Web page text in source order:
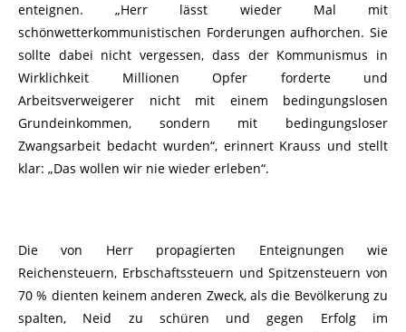
enteignen. „Herr lässt wieder Mal mit
schönwetterkommunistischen Forderungen aufhorchen. Sie
sollte dabei nicht vergessen, dass der Kommunismus in
Wirklichkeit Millionen Opfer forderte und
Arbeitsverweigerer nicht mit einem bedingungslosen
Grundeinkommen, sondern mit bedingungsloser
Zwangsarbeit bedacht wurden“, erinnert Krauss und stellt
klar: „Das wollen wir nie wieder erleben“.
Die von Herr propagierten Enteignungen wie
Reichensteuern, Erbschaftssteuern und Spitzensteuern von
70 % dienten keinem anderen Zweck, als die Bevölkerung zu
spalten, Neid zu schüren und gegen Erfolg im